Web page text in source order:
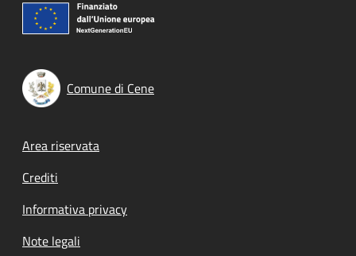
Comune di Cene
Footer menu
Area riservata
Crediti
Informativa privacy
Note legali